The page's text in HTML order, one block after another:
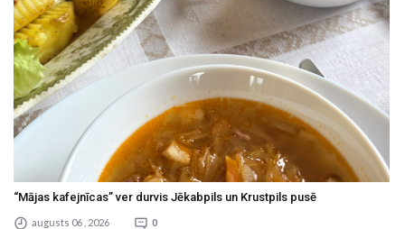
“Mājas kafejnīcas” ver durvis Jēkabpils un Krustpils pusē
augusts 06 , 2026 0